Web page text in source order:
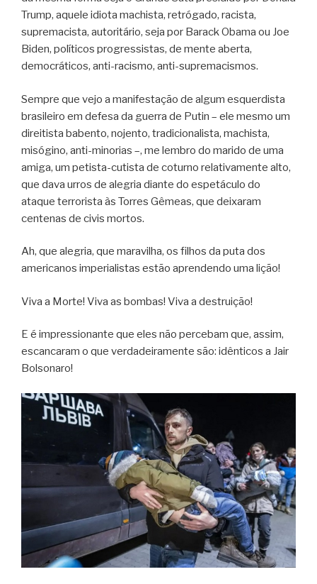
Trump, aquele idiota machista, retrógado, racista,
supremacista, autoritário, seja por Barack Obama ou Joe
Biden, políticos progressistas, de mente aberta,
democráticos, anti-racismo, anti-supremacismos.
Sempre que vejo a manifestação de algum esquerdista
brasileiro em defesa da guerra de Putin – ele mesmo um
direitista babento, nojento, tradicionalista, machista,
misógino, anti-minorias –, me lembro do marido de uma
amiga, um petista-cutista de coturno relativamente alto,
que dava urros de alegria diante do espetáculo do
ataque terrorista às Torres Gêmeas, que deixaram
centenas de civis mortos.
Ah, que alegria, que maravilha, os filhos da puta dos
americanos imperialistas estão aprendendo uma lição!
Viva a Morte! Viva as bombas! Viva a destruição!
E é impressionante que eles não percebam que, assim,
escancaram o que verdadeiramente são: idênticos a Jair
Bolsonaro!